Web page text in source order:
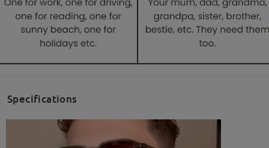
Specifications